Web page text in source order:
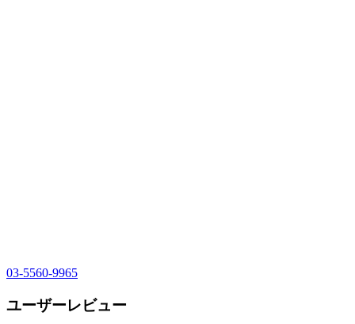
03-5560-9965
ユーザーレビュー